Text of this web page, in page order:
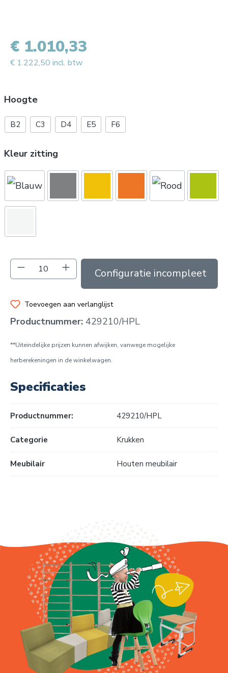
Hoogte
B2 C3 D4 E5 F6
Kleur zitting
€ 1.010,33
€ 1.222,50 incl. btw
Producthoeveelheid: Voer de gewenste
In de winkelmand
Toevoegen aan verlanglijst
Productnummer: 429210/HPL
**Uiteindelijke prijzen kunnen afwijken, vanwege mogelijke
herberekeningen in de winkelwagen.
Specificaties
Productnummer: 429210/HPL
Categorie Krukken
Meubilair Houten meubilair